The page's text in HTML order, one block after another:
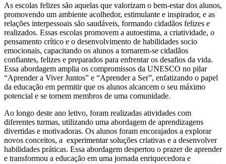
As escolas felizes são aquelas que valorizam o bem-estar dos alunos,
promovendo um ambiente acolhedor, estimulante e inspirador, e as
relações interpessoais são saudáveis, formando cidadãos felizes e
realizados. Essas escolas promovem a autoestima, a criatividade, o
pensamento crítico e o desenvolvimento de habilidades socio
emocionais, capacitando os alunos a tornarem-se cidadãos
confiantes, felizes e preparados para enfrentar os desafios da vida.
Essa abordagem amplia os compromissos da UNESCO no pilar
“Aprender a Viver Juntos” e “Aprender a Ser”, enfatizando o papel
da educação em permitir que os alunos alcancem o seu máximo
potencial e se tornem membros de uma comunidade.
Ao longo deste ano letivo, foram realizadas atividades com
diferentes turmas, utilizando uma abordagem de aprendizagens
divertidas e motivadoras. Os alunos foram encorajados a explorar
novos conceitos, a experimentar soluções criativas e a desenvolver
habilidades práticas. Essa abordagem despertou o prazer de aprender
e transformou a educação em uma jornada enriquecedora e